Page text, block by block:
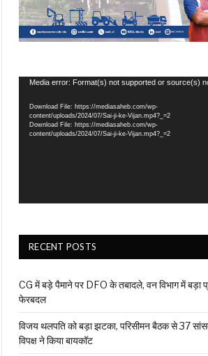
Video
Media error: Format(s) not supported or source(s)
Download File: https://mediasaheb.com/wp-
content/uploads/2024/07/Sai-ji-ke-Vijan.mp4?_=2
Download File: https://mediasaheb.com/wp-
content/uploads/2024/07/Sai-ji-ke-Vijan.mp4?_=2
RECENT POSTS
CG में बड़े पैमाने पर DFO के तबादले, वन विभाग में बड़ा
फेरबदल
विजय थलपति को बड़ा झटका, परिसीमन बैठक से 37
विपक्ष ने किया बायकॉट